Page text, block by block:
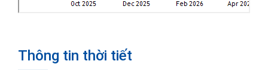
Thông tin thời tiết